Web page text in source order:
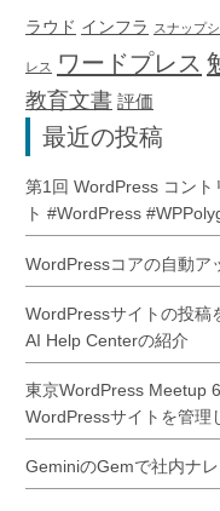
ラウド インフラ スナップ
レス ワードプレス
教育文書 評価
最近の投稿
第1回 WordPress コント
ト #WordPress
WordPressコアの自動ア
WordPressサイトの投稿
AI Help Centerの紹介
東京WordPress Meetup
WordPressサイトを管理
GeminiのGemで社内ナ